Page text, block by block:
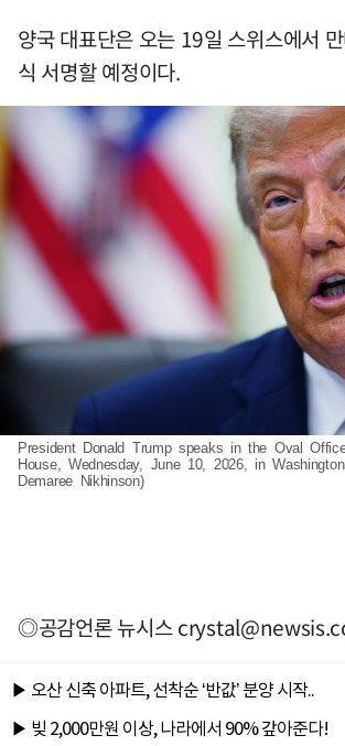
양국 대표단은 오는 19일 스위스에서
식 서명할 예정이다.
President Donald Trump speaks in the Oval
House, Wednesday, June 10, 2026, in
Demaree Nikhinson)
◎공감언론 뉴시스